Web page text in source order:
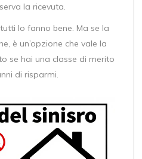
la ricevuta.
lo fanno bene. Ma se la
è un’opzione che vale la
se hai una classe di merito
di risparmi.